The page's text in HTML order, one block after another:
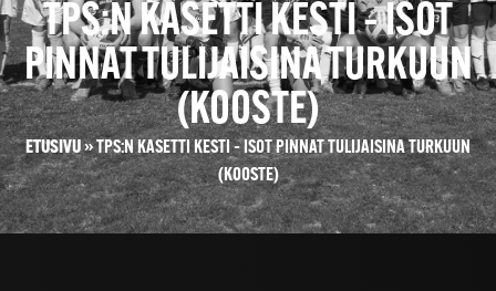
TPS:N KASETTI KESTI – ISOT
PINNAT TULIJAISINA TURKUUN
(KOOSTE)
ETUSIVU»TPS:N KASETTI KESTI – ISOT PINNAT TULIJAISINA TURKUUN
(KOOSTE)